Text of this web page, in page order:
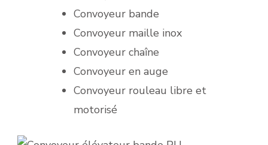
Convoyeur bande
Convoyeur maille inox
Convoyeur chaîne
Convoyeur en auge
Convoyeur rouleau libre et
motorisé